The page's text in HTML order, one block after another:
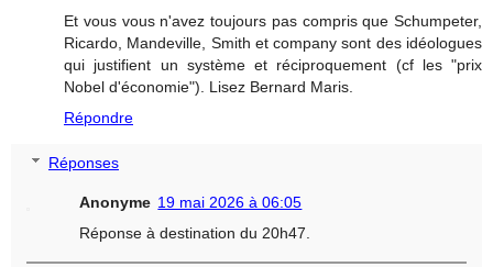
Et vous vous n'avez toujours pas compris que Schumpeter,
Ricardo, Mandeville, Smith et company sont des idéologues
qui justifient un système et réciproquement (cf les "prix
Nobel d'économie"). Lisez Bernard Maris.
Répondre
Réponses
Anonyme 19 mai 2026 à 06:05
Réponse à destination du 20h47.